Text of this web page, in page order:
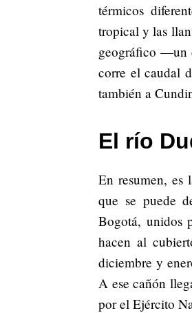
térmicos
tropical y las
geográfico —un
corre el caudal
también a
El río
En resumen, es
que se puede
Bogotá, unidos
hacen al
diciembre y
A ese cañón
por el Ejército